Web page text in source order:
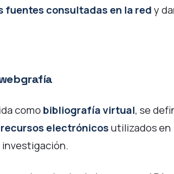
fuentes consultadas en la redy
como bibliografía virtual, se
electrónicos utilizados en
investigación.